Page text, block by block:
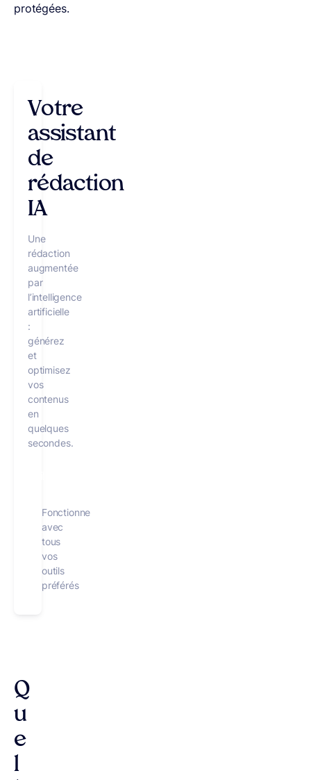
protégées.
Votre
assistant
de
rédaction
IA
Une
rédaction
augmentée
par
l’intelligence
artificielle
:
générez
et
optimisez
vos
contenus
en
quelques
secondes.
Fonctionne
avec
tous
vos
outils
préférés
Q
u
e
l